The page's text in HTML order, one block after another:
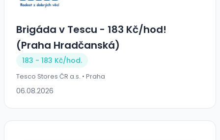
Brigáda v Tescu - 183 Kč/hod!
(Praha Hradčanská)
183 - 183 Kč/hod.
Tesco Stores ČR a.s. • Praha
06.08.2026